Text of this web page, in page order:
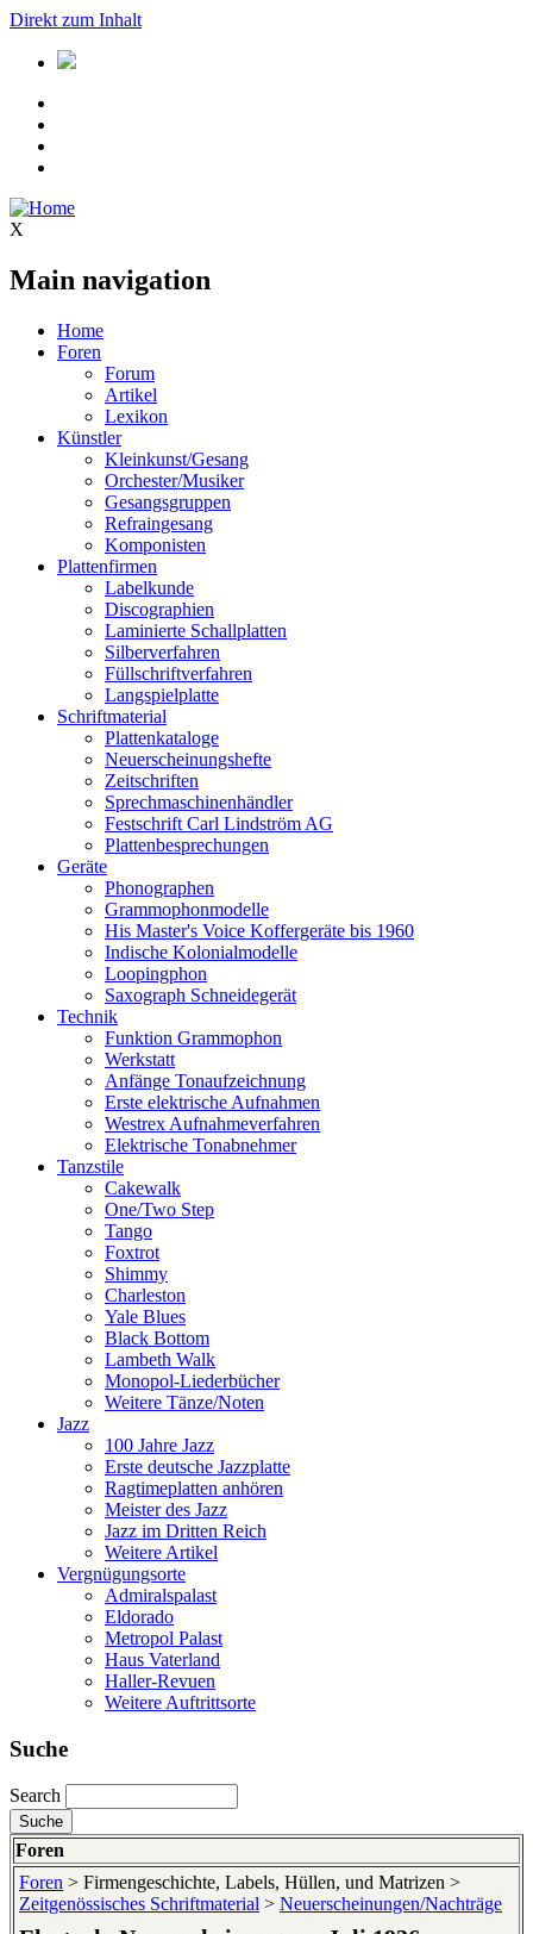
Direkt zum Inhalt
X
Main navigation
Home
Foren
Forum
Artikel
Lexikon
Künstler
Kleinkunst/Gesang
Orchester/Musiker
Gesangsgruppen
Refraingesang
Komponisten
Plattenfirmen
Labelkunde
Discographien
Laminierte Schallplatten
Silberverfahren
Füllschriftverfahren
Langspielplatte
Schriftmaterial
Plattenkataloge
Neuerscheinungshefte
Zeitschriften
Sprechmaschinenhändler
Festschrift Carl Lindström AG
Plattenbesprechungen
Geräte
Phonographen
Grammophonmodelle
His Master's Voice Koffergeräte bis 1960
Indische Kolonialmodelle
Loopingphon
Saxograph Schneidegerät
Technik
Funktion Grammophon
Werkstatt
Anfänge Tonaufzeichnung
Erste elektrische Aufnahmen
Westrex Aufnahmeverfahren
Elektrische Tonabnehmer
Tanzstile
Cakewalk
One/Two Step
Tango
Foxtrot
Shimmy
Charleston
Yale Blues
Black Bottom
Lambeth Walk
Monopol-Liederbücher
Weitere Tänze/Noten
Jazz
100 Jahre Jazz
Erste deutsche Jazzplatte
Ragtimeplatten anhören
Meister des Jazz
Jazz im Dritten Reich
Weitere Artikel
Vergnügungsorte
Admiralspalast
Eldorado
Metropol Palast
Haus Vaterland
Haller-Revuen
Weitere Auftrittsorte
Suche
Search
Foren
Foren > Firmengeschichte, Labels, Hüllen, und Matrizen >
Zeitgenössisches Schriftmaterial > Neuerscheinungen/Nachträge